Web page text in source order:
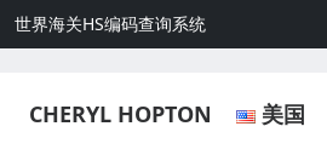
世界海关HS编码查询系统
CHERYL HOPTON 美国